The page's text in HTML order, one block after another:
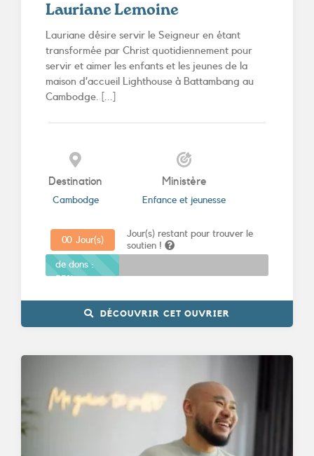
Lauriane Lemoine
Lauriane désire servir le Seigneur en étant
transformée par Christ quotidiennement pour
servir et aimer les enfants et les jeunes de la
maison d’accueil Lighthouse à Battambang au
Cambodge. [...]
Destination
Cambodge
Ministère
Enfance et jeunesse
Jour(s) restant pour trouver le
soutien !
00 Jour(s)
Promesses
de dons :
DÉCOUVRIR CET OUVRIER